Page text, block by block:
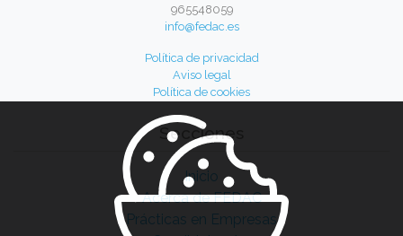
965548059
info@fedac.es
Política de privacidad
Aviso legal
Política de cookies
Secciones
Inicio
Acerca de FEDAC
Prácticas en Empresas